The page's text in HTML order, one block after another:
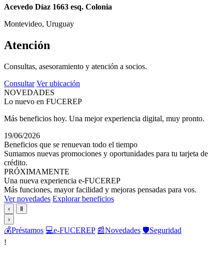
Acevedo Díaz 1663 esq. Colonia
Montevideo, Uruguay
Atención
Consultas, asesoramiento y atención a socios.
Consultar Ver ubicación
NOVEDADES
Lo nuevo en FUCEREP
Más beneficios hoy. Una mejor experiencia digital, muy pronto.
19/06/2026
Beneficios que se renuevan todo el tiempo
Sumamos nuevas promociones y oportunidades para tu tarjeta de
crédito.
PRÓXIMAMENTE
Una nueva experiencia e-FUCEREP
Más funciones, mayor facilidad y mejoras pensadas para vos.
Ver novedades Explorar beneficios
‹
Ⅱ
›
💰Préstamos 💻e-FUCEREP 📰Novedades 🛡️Seguridad
!